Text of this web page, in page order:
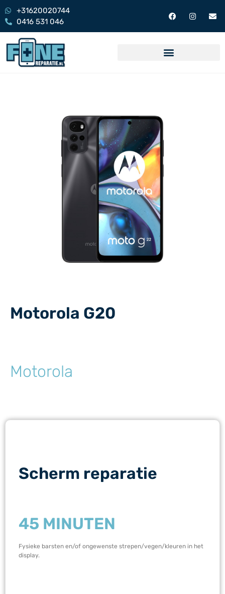
+31620020744
0416 531 046
Motorola G20
Motorola
Scherm reparatie
45 MINUTEN
Fysieke barsten en/of ongewenste strepen/vegen/kleuren in het
display.